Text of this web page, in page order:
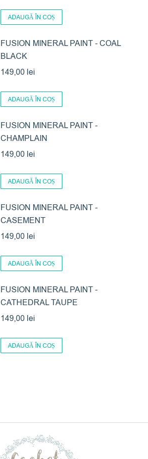
fi
ADAUGĂ ÎN COȘ
FUSION MINERAL PAINT - COAL
BLACK
149,00 lei
ADAUGĂ ÎN COȘ
FUSION MINERAL PAINT -
CHAMPLAIN
149,00 lei
ADAUGĂ ÎN COȘ
FUSION MINERAL PAINT -
CASEMENT
149,00 lei
ADAUGĂ ÎN COȘ
FUSION MINERAL PAINT -
CATHEDRAL TAUPE
149,00 lei
ADAUGĂ ÎN COȘ